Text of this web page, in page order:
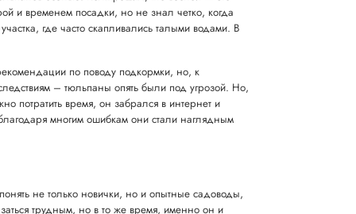
и временем посадки, но не знал четко, когда
где часто скапливались талыми водами. В
по поводу подкормки, но, к
– тюльпаны опять были под угрозой. Но,
потратить время, он забрался в интернет и
многим ошибкам они стали наглядным
не только новички, но и опытные садоводы,
трудным, но в то же время, именно он и